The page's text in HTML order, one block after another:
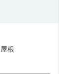
屋根